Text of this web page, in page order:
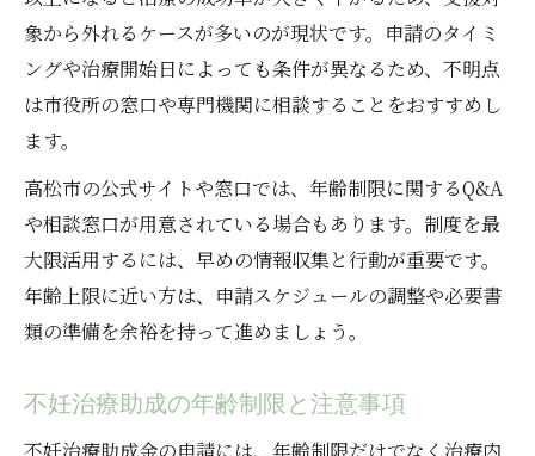
象から外れるケースが多いのが現状です。申請のタイミ
ングや治療開始日によっても条件が異なるため、不明点
は市役所の窓口や専門機関に相談することをおすすめし
ます。
高松市の公式サイトや窓口では、年齢制限に関するQ&A
や相談窓口が用意されている場合もあります。制度を最
大限活用するには、早めの情報収集と行動が重要です。
年齢上限に近い方は、申請スケジュールの調整や必要書
類の準備を余裕を持って進めましょう。
不妊治療助成の年齢制限と注意事項